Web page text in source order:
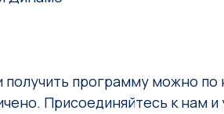
получить программу можно по
Присоединяйтесь к нам и